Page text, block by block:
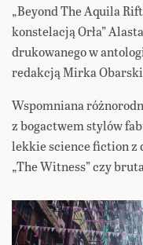
„Beyond The Aquila
konstelacją Orła”
drukowanego w
redakcją Mirka
Wspomniana
z bogactwem stylów
lekkie science fiction z
„The Witness” czy